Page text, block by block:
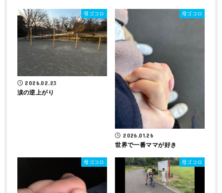
母ゴコロ
2026.02.23
涙の逆上がり
母ゴコロ
2026.01.26
世界で一番ママが好き
母ゴコロ 母ゴコロ